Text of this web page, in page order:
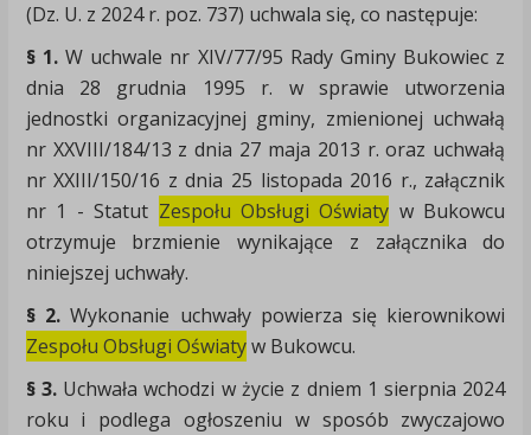
(Dz. U. z 2024 r. poz. 737) uchwala się, co następuje:
§ 1.W uchwale nr XIV/77/95 Rady Gminy Bukowiec z
dnia 28 grudnia 1995 r. w sprawie utworzenia
jednostki organizacyjnej gminy, zmienionej uchwałą
nr XXVIII/184/13 z dnia 27 maja 2013 r. oraz uchwałą
nr XXIII/150/16 z dnia 25 listopada 2016 r., załącznik
nr 1 - Statut Zespołu Obsługi Oświaty w Bukowcu
otrzymuje brzmienie wynikające z załącznika do
niniejszej uchwały.
§ 2.Wykonanie uchwały powierza się kierownikowi
Zespołu Obsługi Oświatyw Bukowcu.
§ 3.Uchwała wchodzi w życie z dniem 1 sierpnia 2024
roku i podlega ogłoszeniu w sposób zwyczajowo